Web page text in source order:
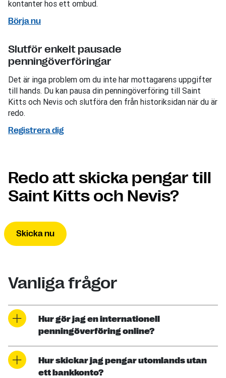
kontanter hos ett ombud.
Börja nu
Slutför enkelt pausade
penningöverföringar
Det är inga problem om du inte har mottagarens uppgifter
till hands. Du kan pausa din penningöverföring till Saint
Kitts och Nevis och slutföra den från historiksidan när du är
redo.
Registrera dig
Redo att skicka pengar till
Saint Kitts och Nevis?
Skicka nu
Vanliga frågor
Hur gör jag en internationell
penningöverföring online?
Hur skickar jag pengar utomlands utan
ett bankkonto?